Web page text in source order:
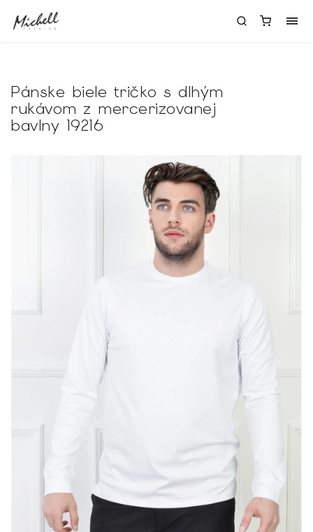
Pánske biele tričko s dlhým
rukávom z mercerizovanej
bavlny 19216